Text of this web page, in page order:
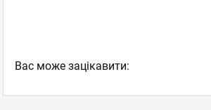
Вас може зацікавити: